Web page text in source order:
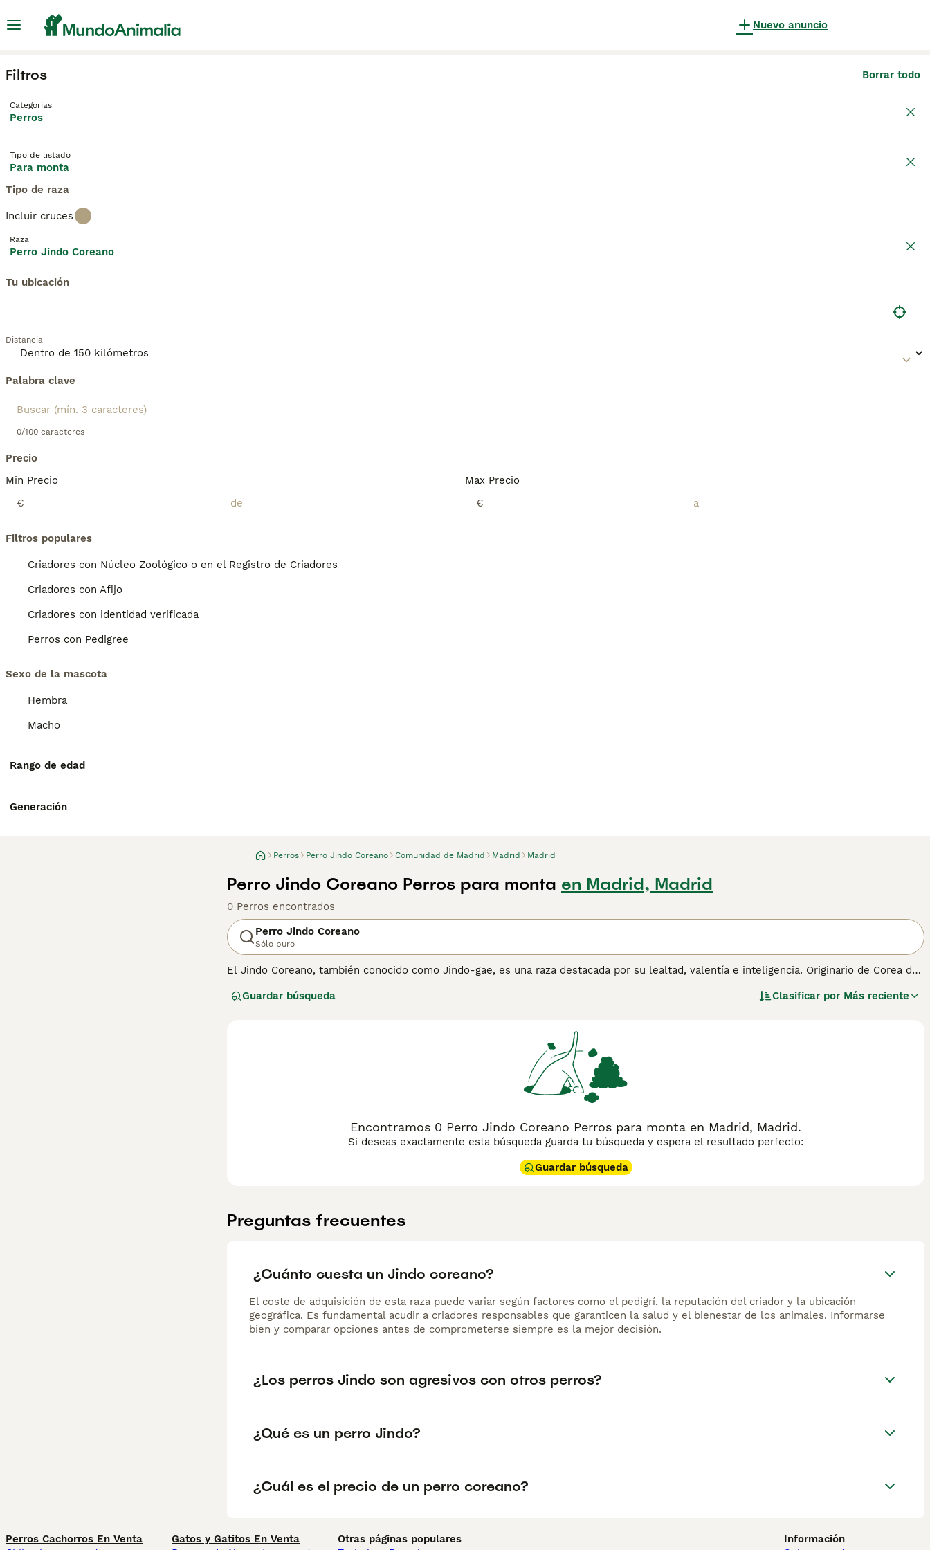
Nuevo anuncio
Filtros Borrar todo
Categorías
Perros
Tipo de listado
Para monta
Tipo de raza
Incluir cruces
Raza
Perro Jindo Coreano
Tu ubicación
Distancia
Palabra clave
0/100 caracteres
Precio
Min Precio
€
Max Precio
€
Filtros populares
Criadores con Núcleo Zoológico o en el Registro de Criadores
Criadores con Afijo
Criadores con identidad verificada
Perros con Pedigree
Sexo de la mascota
Hembra
Macho
Rango de edad
Generación
Perros Perro Jindo Coreano Comunidad de Madrid Madrid Madrid
Perro Jindo Coreano Perros para monta en Madrid, Madrid
0 Perros encontrados
Perro Jindo Coreano
Sólo puro
El Jindo Coreano, también conocido como Jindo-gae, es una raza destacada por su lealtad, valentía e inteligencia. Originario de Corea del
muscular distintiva, siendo las hembras generalmente más pequeñas que los machos, ideales para agilidad, caza y trabajo de guardia.
manejador principal, demostrando una fidelidad excepcional. Sin embargo, su naturaleza independiente puede requerir un área cercada
segura, o podrían aventurarse. Lee nuestra página de consejos de compra de
Guardar búsqueda Clasificar por Más reciente
Encontramos 0 Perro Jindo Coreano Perros para monta en Madrid, Madrid.
Si deseas exactamente esta búsqueda guarda tu búsqueda y espera el resultado perfecto:
Guardar búsqueda
Preguntas frecuentes
¿Cuánto cuesta un Jindo coreano?
El coste de adquisición de esta raza puede variar según factores como el pedigrí, la reputación del criador y la ubicación
geográfica. Es fundamental acudir a criadores responsables que garanticen la salud y el bienestar de los animales. Informarse
bien y comparar opciones antes de comprometerse siempre es la mejor decisión.
¿Los perros Jindo son agresivos con otros perros?
¿Qué es un perro Jindo?
¿Cuál es el precio de un perro coreano?
Perros Cachorros En Venta
Gatos y Gatitos En Venta
Otras páginas populares
Información